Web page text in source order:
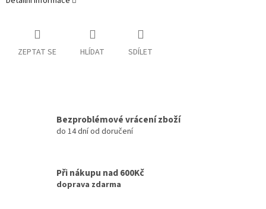
ZEPTAT SE HLÍDAT SDÍLET
Bezproblémové vrácení zboží
do 14 dní od doručení
Při nákupu nad 600Kč
doprava zdarma